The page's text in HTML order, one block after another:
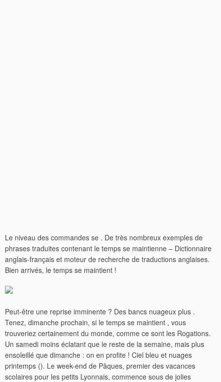
Le niveau des commandes se . De très nombreux exemples de
phrases traduites contenant le temps se maintienne – Dictionnaire
anglais-français et moteur de recherche de traductions anglaises.
Bien arrivés, le temps se maintient !
Peut-être une reprise imminente ? Des bancs nuageux plus .
Tenez, dimanche prochain, si le temps se maintient , vous
trouveriez certainement du monde, comme ce sont les Rogations.
Un samedi moins éclatant que le reste de la semaine, mais plus
ensoleillé que dimanche : on en profite ! Ciel bleu et nuages
printemps (). Le week-end de Pâques, premier des vacances
scolaires pour les petits Lyonnais, commence sous de jolies